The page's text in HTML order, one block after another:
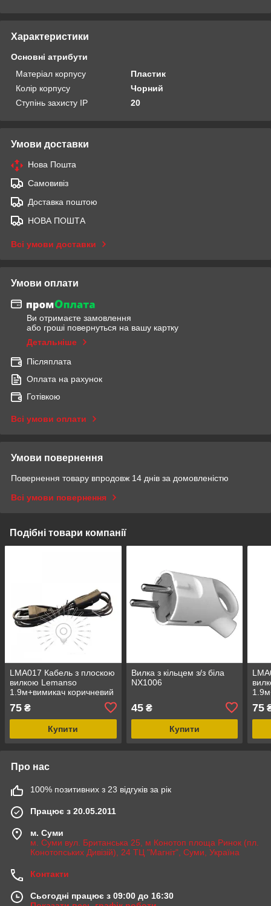
Характеристики
Основні атрибути
Матеріал корпусу
Пластик
Колір корпусу
Чорний
Ступінь захисту IP
20
Умови доставки
Нова Пошта
Самовивіз
Доставка поштою
НОВА ПОШТА
Всі умови доставки
Умови оплати
Ви отримаєте замовлення
або гроші повернуться на вашу картку
Детальніше
Післяплата
Оплата на рахунок
Готівкою
Всі умови оплати
Умови повернення
Повернення товару впродовж 14 днів за домовленістю
Всі умови повернення
Подібні товари компанії
LMA017 Кабель з плоскою
вилкою Lemanso
1.9м+вимикач коричневий
75 ₴
Купити
Вилка з кільцем з/з біла
NX1006
45₴
Купити
75
Про нас
100% позитивних з 23 відгуків за рік
Працює з 20.05.2011
м. Суми
м. Суми вул. Британська 25, м Конотоп площа Ринок (пл.
Конотопських Дивізій), 24 ТЦ "Магніт", Суми, Україна
Контакти
Сьогодні працює з 09:00 до 16:30